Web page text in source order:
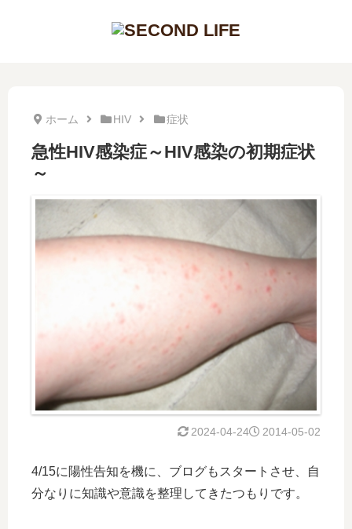
ホーム HIV 症状
急性HIV感染症～HIV感染の初期症状
～
2014-05-02
2024-04-24
4/15に陽性告知を機に、ブログもスタートさせ、自
分なりに知識や意識を整理してきたつもりです。